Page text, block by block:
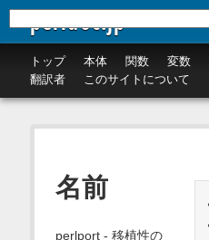
perldoc.jp
トップ 本体 関数 変数
翻訳者
このサイトについて
名前
perlport - 移植性の